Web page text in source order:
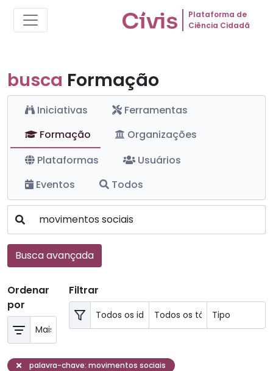
Plataforma de
Ciência Cidadã
busca Formação
Iniciativas
Ferramentas
Formação
Organizações
Plataformas
Usuários
Eventos
Todos
Busca avançada
Ordenar
por
Filtrar
palavra-chave: movimentos sociais